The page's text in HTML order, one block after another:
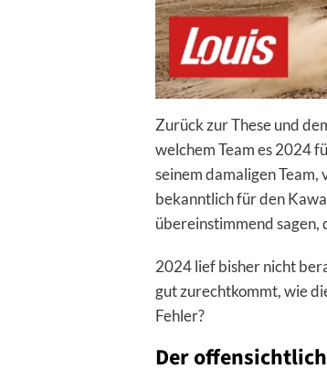
Zurück zur These und
welchem Team es 2024
seinem damaligen Team,
bekanntlich für den
übereinstimmend sagen,
2024 lief bisher nicht
gut zurechtkommt, wie
Fehler?
Der